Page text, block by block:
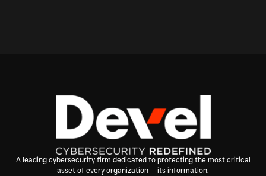
A leading cybersecurity firm dedicated to protecting the most critical
asset of every organization — its information.